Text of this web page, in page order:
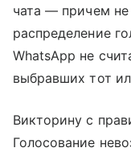
чата — причем не
распределение
WhatsApp не
выбравших тот
Викторину с
Голосование